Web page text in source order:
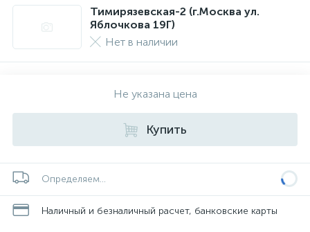
Тимирязевская-2 (г.Москва ул.
Яблочкова 19Г)
Нет в наличии
Не указана цена
Купить
Определяем...
Наличный и безналичный расчет, банковские карты